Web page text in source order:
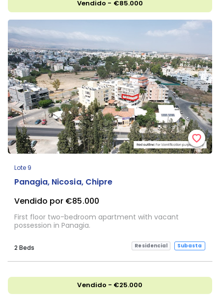
Vendido - €85.000
Lote 9
Panagia, Nicosia, Chipre
Vendido por €85.000
First floor two-bedroom apartment with vacant
possession in Panagia.
2 Beds Residencial Subasta
Vendido - €25.000